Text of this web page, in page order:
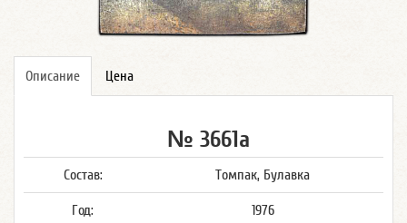
Описание Цена
№ 3661а
Состав: Томпак, Булавка
Год: 1976